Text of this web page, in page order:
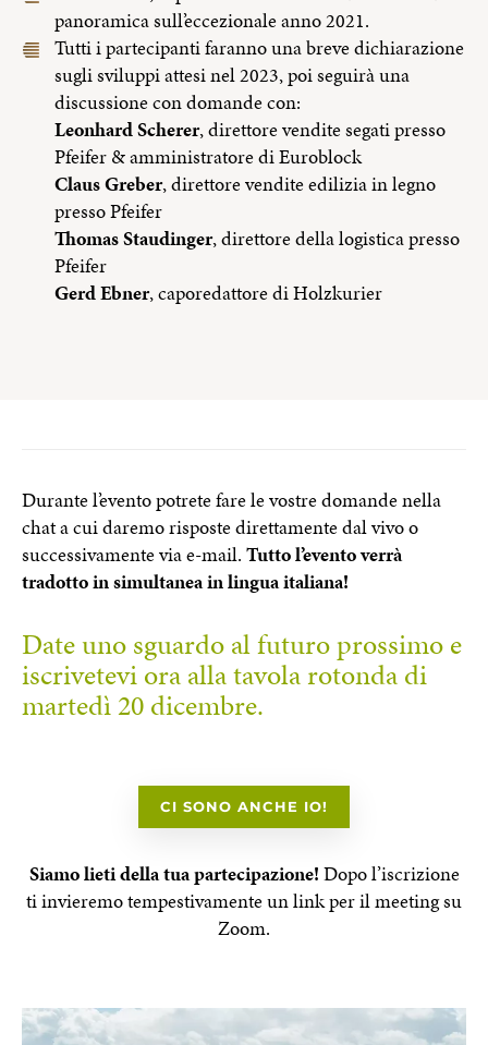
panoramica sull’eccezionale anno 2021.
Tutti i partecipanti faranno una breve dichiarazione
sugli sviluppi attesi nel 2023, poi seguirà una
discussione con domande con:
Leonhard Scherer, direttore vendite segati presso
Pfeifer & amministratore di Euroblock
Claus Greber, direttore vendite edilizia in legno
presso Pfeifer
Thomas Staudinger, direttore della logistica presso
Pfeifer
Gerd Ebner, caporedattore di Holzkurier
Durante l’evento potrete fare le vostre domande nella
chat a cui daremo risposte direttamente dal vivo o
successivamente via e-mail.Tutto l’evento verrà
tradotto in simultanea in lingua italiana!
Date uno sguardo al futuro prossimo e
iscrivetevi ora alla tavola rotonda di
martedì 20 dicembre.
CI SONO ANCHE IO!
Siamo lieti della tua partecipazione!Dopo l’iscrizione
ti invieremo tempestivamente un link per il meeting su
Zoom.